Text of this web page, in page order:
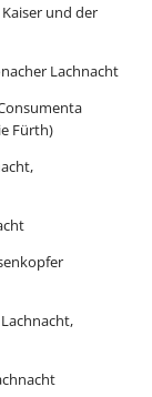
und der
Lachnacht
Fürth)